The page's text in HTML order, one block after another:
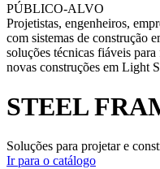
PÚBLICO-ALVO
Projetistas, engenheiros,
com sistemas de construção
soluções técnicas fiáveis
novas construções em Light
STEEL
Soluções para projetar e
Ir para o catálogo